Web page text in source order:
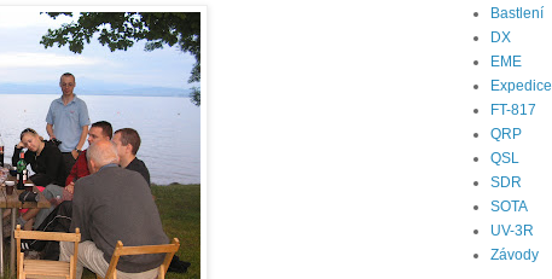
Bastlení
DX
EME
Expedice
FT-817
QRP
QSL
SDR
SOTA
UV-3R
Závody